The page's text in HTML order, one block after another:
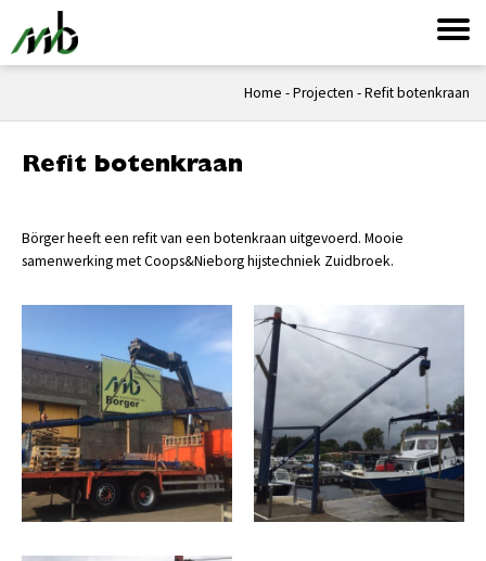
Home -Projecten -Refit botenkraan
Refit botenkraan
Börger heeft een refit van een botenkraan uitgevoerd. Mooie
samenwerking met Coops&Nieborg hijstechniek Zuidbroek.